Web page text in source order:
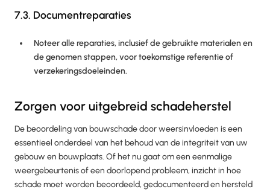
7.3. Documentreparaties
Noteer alle reparaties, inclusief de gebruikte materialen en
de genomen stappen, voor toekomstige referentie of
verzekeringsdoeleinden.
Zorgen voor uitgebreid schadeherstel
De beoordeling van bouwschade door weersinvloeden is een
essentieel onderdeel van het behoud van de integriteit van uw
gebouw en bouwplaats. Of het nu gaat om een eenmalige
weergebeurtenis of een doorlopend probleem, inzicht in hoe
schade moet worden beoordeeld, gedocumenteerd en hersteld